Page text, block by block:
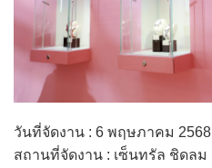
วันที่จัดงาน : 6 พฤษภาคม 2568
สถานที่จัดงาน : เซ็นทรัล ชิดลม